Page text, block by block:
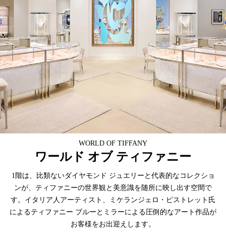
WORLD OF TIFFANY
ワールド オブ ティファニー
1階は、比類ないダイヤモンド ジュエリーと代表的なコレクショ
ンが、ティファニーの世界観と美意識を随所に映し出す空間で
す。イタリア人アーティスト、ミケランジェロ・ピストレット氏
によるティファニー ブルーとミラーによる圧倒的なアート作品が
お客様をお出迎えします。